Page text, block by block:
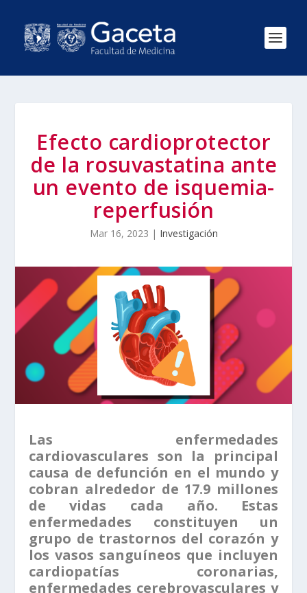
Efecto cardioprotector
de la rosuvastatina ante
un evento de isquemia-
reperfusión
Mar 16, 2023 | Investigación
Las enfermedades
cardiovasculares son la principal
causa de defunción en el mundo y
cobran alrededor de 17.9 millones
de vidas cada año. Estas
enfermedades constituyen un
grupo de trastornos del corazón y
los vasos sanguíneos que incluyen
cardiopatías coronarias,
enfermedades cerebrovasculares y